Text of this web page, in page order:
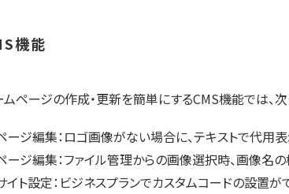
機能
ページの作成・更新を簡単にするCMS機能では、
ージ編集：ロゴ画像がない場合に、テキストで代用
ージ編集：ファイル管理からの画像選択時、画像名
イト設定：ビジネスプランでカスタムコードの設置が